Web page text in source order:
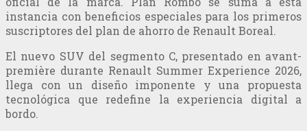
instancia con beneficios especiales para los primeros
suscriptores del plan de ahorro de Renault Boreal.
El nuevo SUV del segmento C, presentado en avant-
première durante Renault Summer Experience 2026,
llega con un diseño imponente y una propuesta
tecnológica que redefine la experiencia digital a
bordo.